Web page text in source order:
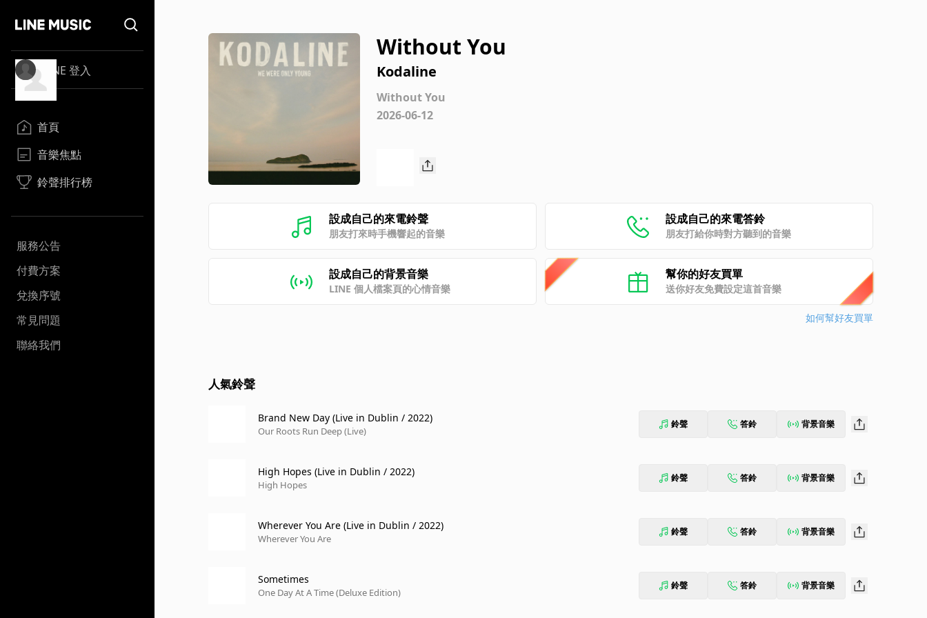
LINE 登入
首頁
音樂焦點
鈴聲排行榜
服務公告
付費方案
兌換序號
常見問題
聯絡我們
Without You
Kodaline
Without You
2026-06-12
設成自己的來電鈴聲
朋友打來時手機響起的音樂
設成自己的來電答鈴
朋友打給你時對方聽到的音樂
設成自己的背景音樂
LINE 個人檔案頁的心情音樂
幫你的好友買單
送你好友免費設定這首音樂
如何幫好友買單
人氣鈴聲
Brand New Day (Live in Dublin / 2022)
Our Roots Run Deep (Live)
鈴聲 答鈴 背景音樂
High Hopes (Live in Dublin / 2022)
High Hopes
鈴聲 答鈴 背景音樂
Wherever You Are (Live in Dublin / 2022)
Wherever You Are
鈴聲 答鈴 背景音樂
Sometimes
One Day At A Time (Deluxe Edition)
鈴聲 答鈴 背景音樂